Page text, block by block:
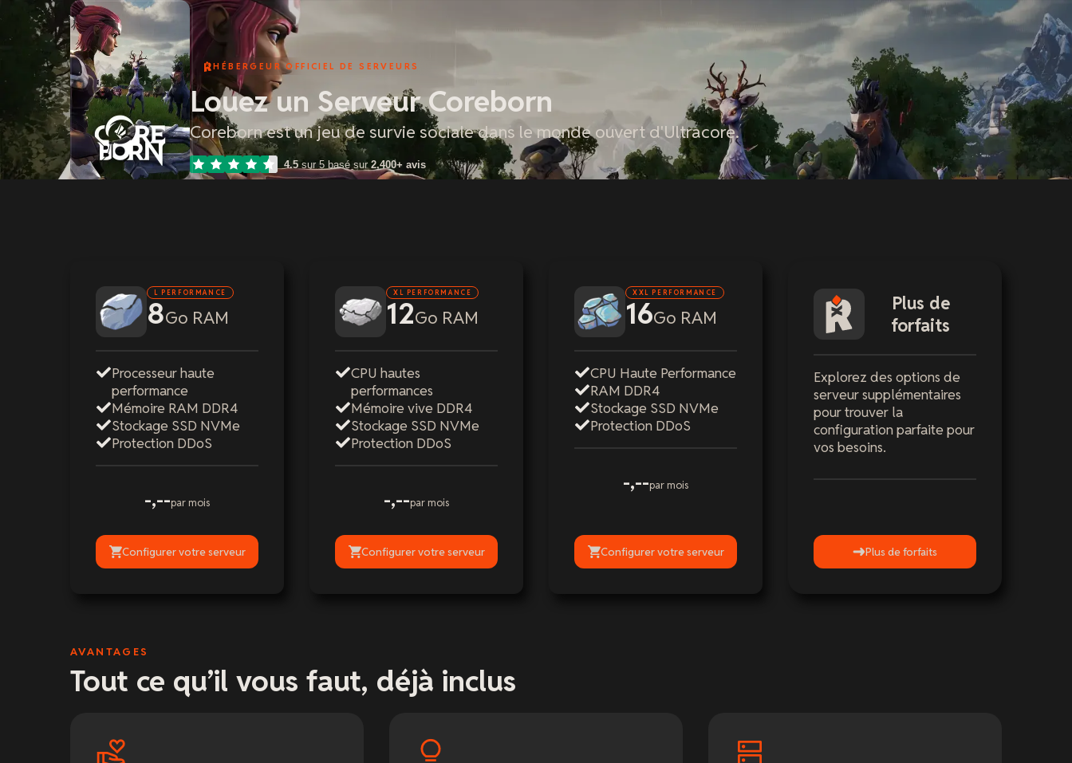
HÉBERGEUR OFFICIEL DE SERVEURS
Louez un Serveur Coreborn
Coreborn est un jeu de survie sociale dans le monde ouvert d'Ultracore.
4.5 sur 5 basé sur 2,400+ avis
L PERFORMANCE
8Go RAM
Processeur haute
performance
Mémoire RAM DDR4
Stockage SSD NVMe
Protection DDoS
-,--par mois
Configurer votre serveur
XL PERFORMANCE
12Go RAM
CPU hautes
performances
Mémoire vive DDR4
Stockage SSD NVMe
Protection DDoS
-,--par mois
Configurer votre serveur
XXL PERFORMANCE
16Go RAM
CPU Haute Performance
RAM DDR4
Stockage SSD NVMe
Protection DDoS
-,--par mois
Configurer votre serveur
Plus de
forfaits
Explorez des options de
serveur supplémentaires
pour trouver la
configuration parfaite pour
vos besoins.
Plus de forfaits
AVANTAGES
Tout ce qu’il vous faut, déjà inclus